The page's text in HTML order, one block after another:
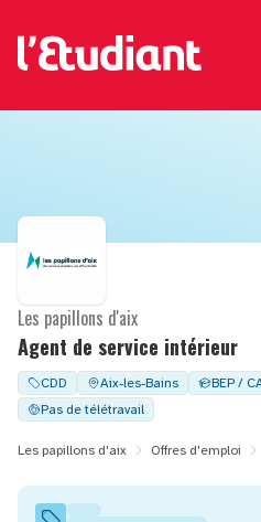
Agent de service intérieur
Les papillons d'aix
CDD Aix-les-Bains BEP /
Pas de télétravail
Les papillons d'aix Offres d'emploi